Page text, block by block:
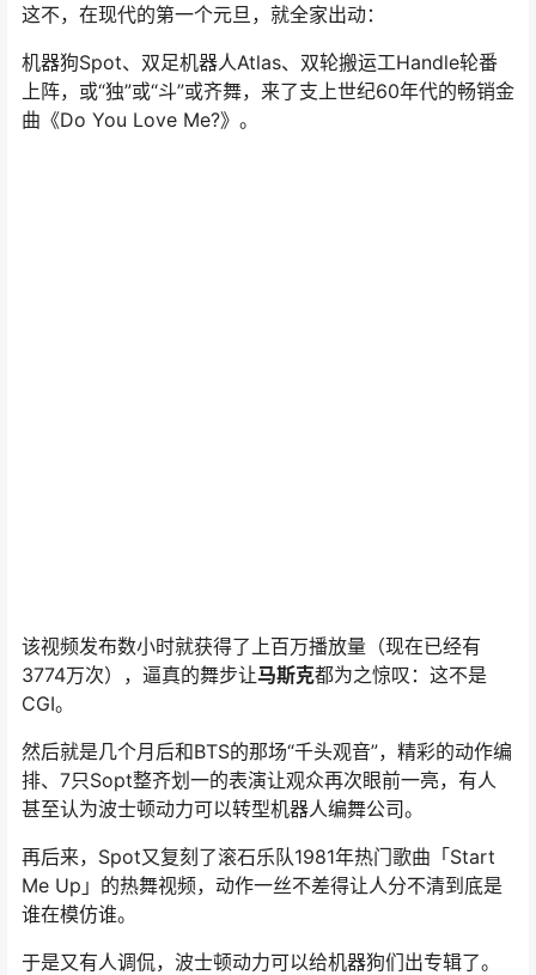
这不，在现代的第一个元旦，就全家出动：
机器狗Spot、双足机器人Atlas、双轮搬运工Handle轮番
上阵，或“独”或“斗”或齐舞，来了支上世纪60年代的畅销金
曲《Do You Love Me?》。
该视频发布数小时就获得了上百万播放量（现在已经有
3774万次），逼真的舞步让马斯克都为之惊叹：这不是
CGI。
然后就是几个月后和BTS的那场“千头观音”，精彩的动作编
排、7只Sopt整齐划一的表演让观众再次眼前一亮，有人
甚至认为波士顿动力可以转型机器人编舞公司。
再后来，Spot又复刻了滚石乐队1981年热门歌曲「Start
Me Up」的热舞视频，动作一丝不差得让人分不清到底是
谁在模仿谁。
于是又有人调侃，波士顿动力可以给机器狗们出专辑了。